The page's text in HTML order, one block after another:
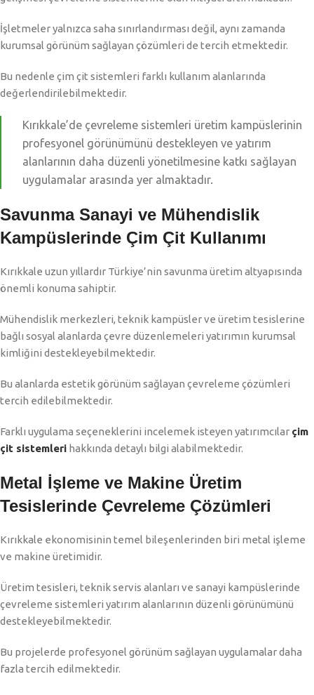
İşletmeler yalnızca saha sınırlandırması değil, aynı zamanda
kurumsal görünüm sağlayan çözümleri de tercih etmektedir.
Bu nedenle çim çit sistemleri farklı kullanım alanlarında
değerlendirilebilmektedir.
Kırıkkale’de çevreleme sistemleri üretim kampüslerinin
profesyonel görünümünü destekleyen ve yatırım
alanlarının daha düzenli yönetilmesine katkı sağlayan
uygulamalar arasında yer almaktadır.
Savunma Sanayi ve Mühendislik
Kampüslerinde Çim Çit Kullanımı
Kırıkkale uzun yıllardır Türkiye’nin savunma üretim altyapısında
önemli konuma sahiptir.
Mühendislik merkezleri, teknik kampüsler ve üretim tesislerine
bağlı sosyal alanlarda çevre düzenlemeleri yatırımın kurumsal
kimliğini destekleyebilmektedir.
Bu alanlarda estetik görünüm sağlayan çevreleme çözümleri
tercih edilebilmektedir.
Farklı uygulama seçeneklerini incelemek isteyen yatırımcılar çim
çit sistemleri hakkında detaylı bilgi alabilmektedir.
Metal İşleme ve Makine Üretim
Tesislerinde Çevreleme Çözümleri
Kırıkkale ekonomisinin temel bileşenlerinden biri metal işleme
ve makine üretimidir.
Üretim tesisleri, teknik servis alanları ve sanayi kampüslerinde
çevreleme sistemleri yatırım alanlarının düzenli görünümünü
destekleyebilmektedir.
Bu projelerde profesyonel görünüm sağlayan uygulamalar daha
fazla tercih edilmektedir.